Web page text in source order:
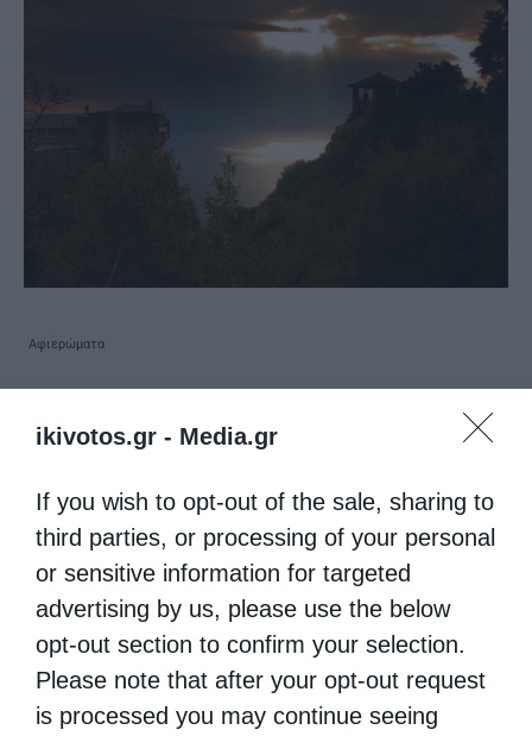
ikivotos.gr - Media.gr
If you wish to opt-out of the sale, sharing to
third parties, or processing of your personal
or sensitive information for targeted
advertising by us, please use the below
opt-out section to confirm your selection.
Please note that after your opt-out request
is processed you may continue seeing
Αφιερώματα
ΤΟ ΠΕΡΙΒΟΛΙ ΤΗΣ ΠΑΝΑΓΙΑΣ
απόkivotos 10 Ιουνίου 2016
Είναι μοναδικό στον κόσμο. Το Άγιον Όρος
απλώνεται στην τελευταία «χερσονησίδα»
της Χαλκιδικής και καλύπτει συνολική
έκταση 360 τετραγωνικών χιλιομέτρων. Οι
αρχαίοι Έλληνες ονόμαζαν τη χερσόνησο
αυτή Ακτή. Το όνομα …